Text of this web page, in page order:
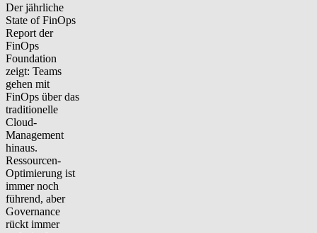
Der jährliche
State of FinOps
Report der
FinOps
Foundation
zeigt: Teams
gehen mit
FinOps über das
traditionelle
Cloud-
Management
hinaus.
Ressourcen-
Optimierung ist
immer noch
führend, aber
Governance
rückt immer